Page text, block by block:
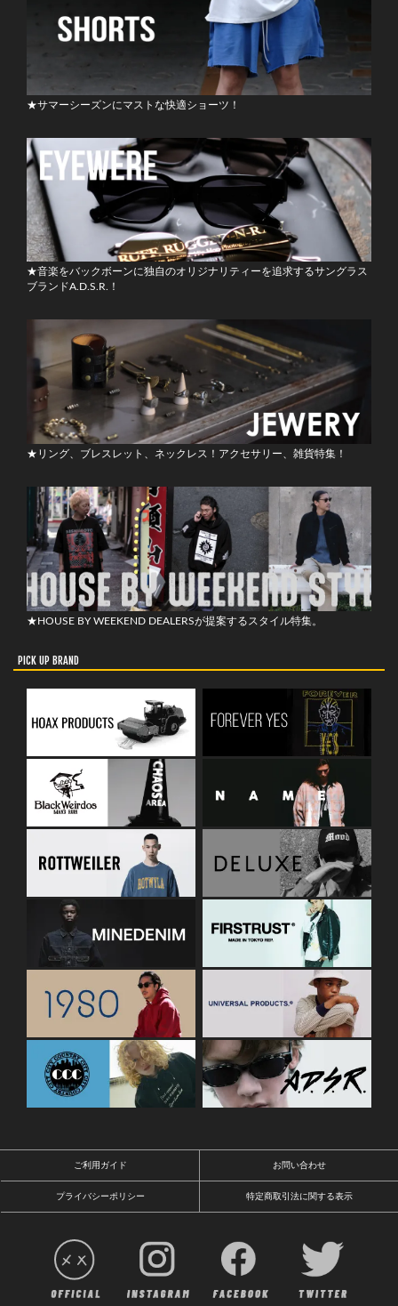
★サマーシーズンにマストな快適ショーツ！
★音楽をバックボーンに独自のオリジナリティーを追求するサングラス
ブランドA.D.S.R.！
★リング、ブレスレット、ネックレス！アクセサリー、雑貨特集！
★HOUSE BY WEEKEND DEALERSが提案するスタイル特集。
PICK UP BRAND
ご利用ガイド お問い合わせ
プライバシーポリシー 特定商取引法に関する表示